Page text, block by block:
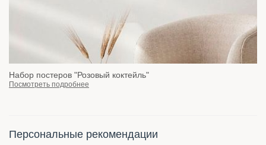
Набор постеров "Розовый коктейль"
Посмотреть подробнее
Персональные рекомендации